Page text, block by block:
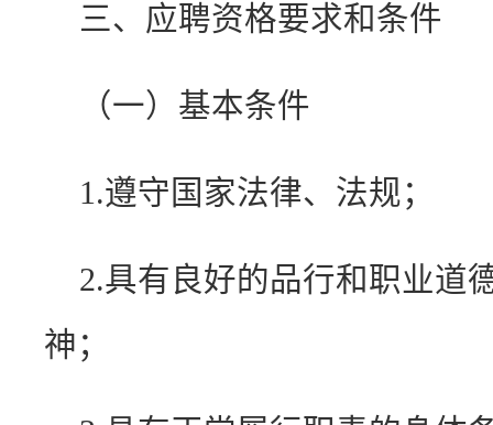
三、应聘资格要求和条件
（一）基本条件
1.遵守国家法律、法规；
2.具有良好的品行和职业道
神；